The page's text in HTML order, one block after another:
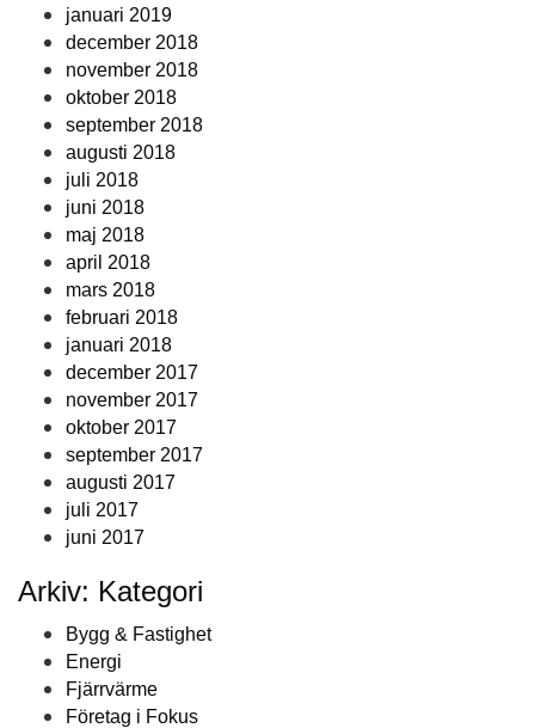
januari 2019
december 2018
november 2018
oktober 2018
september 2018
augusti 2018
juli 2018
juni 2018
maj 2018
april 2018
mars 2018
februari 2018
januari 2018
december 2017
november 2017
oktober 2017
september 2017
augusti 2017
juli 2017
juni 2017
Arkiv: Kategori
Bygg & Fastighet
Energi
Fjärrvärme
Företag i Fokus